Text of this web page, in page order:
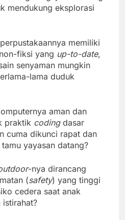
mendukung eksplorasi
memiliki
fiksi yang up-to-date,
senyaman mungkin
lama duduk
aman dan
praktik codingdasar
cuma dikunci rapat dan
yayasan datang?
-nya dirancang
(safety) yang tinggi
cedera saat anak